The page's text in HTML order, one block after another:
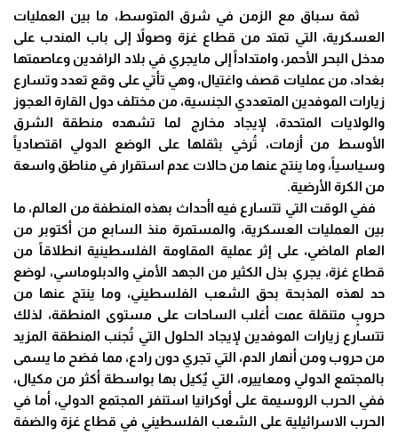
ثمة سباق مع الزمن في شرق المتوسط، ما بين العمليات
العسكرية، التي تمتد من قطاع غزة وصولاً إلى باب المندب على
مدخل البحر الأحمر، وامتداداً إلى مايجري في بلاد الرافدين وعاصمتها
بغداد، من عمليات قصف واغتيال، وهي تأتي على وقع تعدد وتسارع
زيارات الموفدين المتعددي الجنسية، من مختلف دول القارة العجوز
والولايات المتحدة، لإيجاد مخارج لما تشهده منطقة الشرق
الأوسط من أزمات، تُرخي بثقلها على الوضع الدولي اقتصادياً
وسياسياً، وما ينتج عنها من حالات عدم استقرار في مناطق واسعة
من الكرة الأرضية.
ففي الوقت التي تتسارع فيه اأحداث بهذه المنطفة من العالم، ما
بين العمليات العسكرية، والمستمرة منذ السابع من أكتوبر من
العام الماضي، على إثر عملية المقاومة الفلسطينية انطلاقاً من
قطاع غزة، يجري بذل الكثير من الجهد الأمني والدبلوماسي، لوضع
حد لهذه المذبحة بحق الشعب الفلسطيني، وما ينتج عنها من
حروبٍ متنقلة عمت أغلب الساحات على مستوى المنطقة، لذلك
تتسارع زيارات الموفدين لإيجاد الحلول التي تُجنب المنطقة المزيد
من حروب ومن أنهار الدم، التي تجري دون رادع، مما فضح ما يسمى
بالمجتمع الدولي ومعاييره، التي يٌكيل بها بواسطة أكثر من مكيال،
ففي الحرب الروسيمة على أوكرانيا استنفر المجتمع الدولي، أما في
الحرب الاسرائيلية على الشعب الفلسطيني في قطاع غزة والضفة